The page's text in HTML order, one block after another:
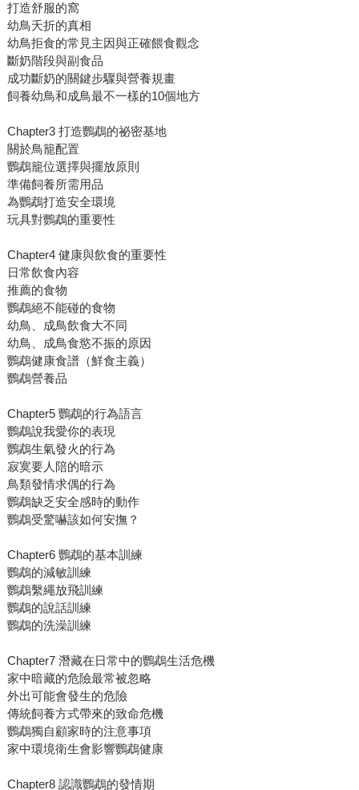
打造舒服的窩
幼鳥夭折的真相
幼鳥拒食的常見主因與正確餵食觀念
斷奶階段與副食品
成功斷奶的關鍵步驟與營養規畫
飼養幼鳥和成鳥最不一樣的10個地方
Chapter3 打造鸚鵡的祕密基地
關於鳥籠配置
鸚鵡籠位選擇與擺放原則
準備飼養所需用品
為鸚鵡打造安全環境
玩具對鸚鵡的重要性
Chapter4 健康與飲食的重要性
日常飲食內容
推薦的食物
鸚鵡絕不能碰的食物
幼鳥、成鳥飲食大不同
幼鳥、成鳥食慾不振的原因
鸚鵡健康食譜（鮮食主義）
鸚鵡營養品
Chapter5 鸚鵡的行為語言
鸚鵡說我愛你的表現
鸚鵡生氣發火的行為
寂寞要人陪的暗示
鳥類發情求偶的行為
鸚鵡缺乏安全感時的動作
鸚鵡受驚嚇該如何安撫？
Chapter6 鸚鵡的基本訓練
鸚鵡的減敏訓練
鸚鵡繫繩放飛訓練
鸚鵡的說話訓練
鸚鵡的洗澡訓練
Chapter7 潛藏在日常中的鸚鵡生活危機
家中暗藏的危險最常被忽略
外出可能會發生的危險
傳統飼養方式帶來的致命危機
鸚鵡獨自顧家時的注意事項
家中環境衛生會影響鸚鵡健康
Chapter8 認識鸚鵡的發情期